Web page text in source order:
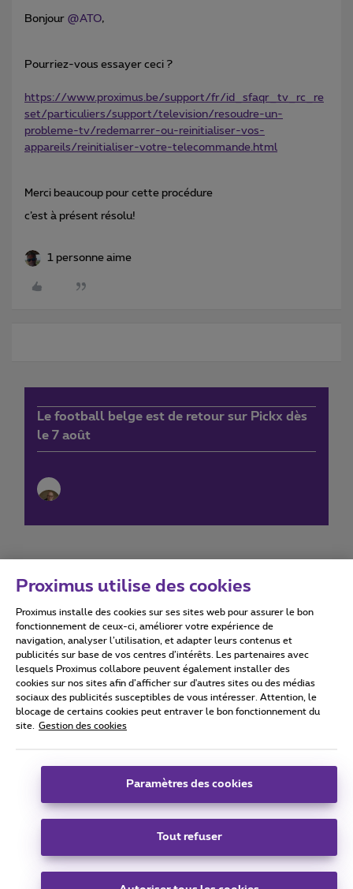
Bonjour @ATO,
Pourriez-vous essayer ceci ?
https://www.proximus.be/support/fr/id_sfaqr_tv_rc_re
set/particuliers/support/television/resoudre-un-
probleme-tv/redemarrer-ou-reinitialiser-vos-
appareils/reinitialiser-votre-telecommande.html
Merci beaucoup pour cette procédure
c’est à présent résolu!
1 personne aime
Le football belge est de retour sur Pickx dès
le 7 août
Conditions d'utilisation Accessibility statement
Tous droits réservés. © 2026
Conditions générales, info consommateur
Coordonnées de l’entreprise
Boulevard du Roi Albert II 27 - B-1030 Bruxelles.
Carrier & Wholesale Solutions
Proximus utilise des cookies
Proximus installe des cookies sur ses sites web pour assurer le bon
fonctionnement de ceux-ci, améliorer votre expérience de
navigation, analyser l’utilisation, et adapter leurs contenus et
publicités sur base de vos centres d’intérêts. Les partenaires avec
lesquels Proximus collabore peuvent également installer des
cookies sur nos sites afin d’afficher sur d'autres sites ou des médias
sociaux des publicités susceptibles de vous intéresser. Attention, le
blocage de certains cookies peut entraver le bon fonctionnement du
site.
Gestion des cookies
Paramètres des cookies
Tout refuser